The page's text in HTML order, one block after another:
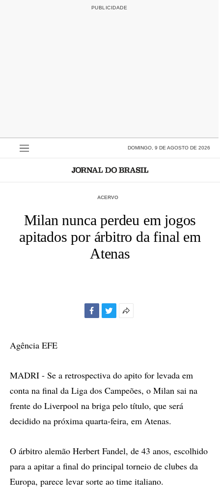
DOMINGO, 9 DE AGOSTO DE 2026
ACERVO
Milan nunca perdeu em jogos
apitados por árbitro da final em
Atenas
Agência EFE
MADRI - Se a retrospectiva do apito for levada em
conta na final da Liga dos Campeões, o Milan sai na
frente do Liverpool na briga pelo título, que será
decidido na próxima quarta-feira, em Atenas.
O árbitro alemão Herbert Fandel, de 43 anos, escolhido
para a apitar a final do principal torneio de clubes da
Europa, parece levar sorte ao time italiano.